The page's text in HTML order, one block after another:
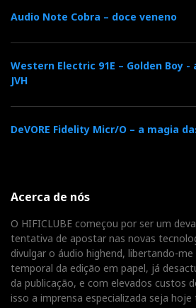
Audio Note Cobra – doce veneno
Western Electric 91E – Golden Boy
JVH
DeVORE Fidelity Micr/O – a magia
Acerca de nós
O HIFICLUBE começou por ser um
tentativa de apostar nas novas
divulgar o áudio highend, libertando-
temporal da edição em papel, já
da publicação, e com elevados custos
isso a imprensa especializada seja